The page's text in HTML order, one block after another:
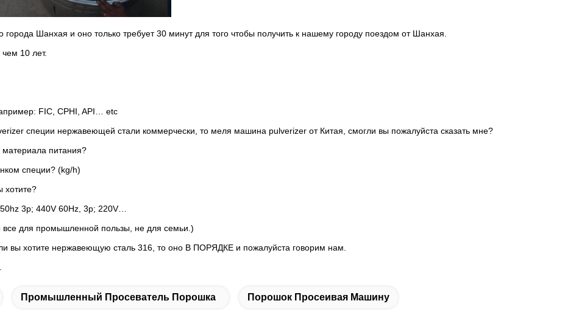
Шанхая и оно только требует 30 минут для того чтобы получить к нашему городу поездом от Шанхая.
10 лет.
FIC, CPHI, API… etc
специи нержавеющей стали коммерчески, то меля машина pulverizer от Китая, смогли вы пожалуйста сказать мне?
материала питания?
специи? (kg/h)
хотите?
3p; 440V 60Hz, 3p; 220V…
для промышленной пользы, не для семьи.)
вы хотите нержавеющую сталь 316, то оно В ПОРЯДКЕ и пожалуйста говорим нам.
Промышленный Просеватель Порошка Порошок Просеивая Машину